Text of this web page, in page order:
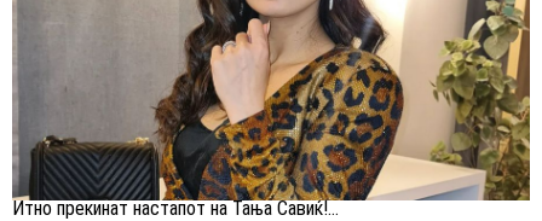
Итно прекинат настапот на Тања Савиќ!...